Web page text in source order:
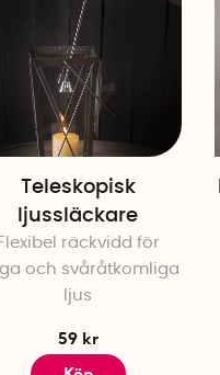
Teleskopisk
ljussläckare
Flexibel räckvidd för
och svåråtkomliga
ljus
59 kr